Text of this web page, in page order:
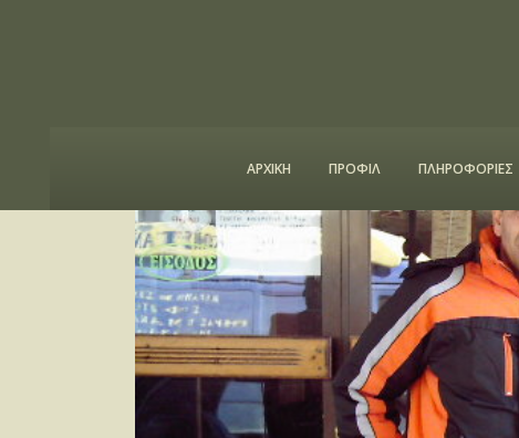
ΑΡΧΙΚΗ ΠΡΟΦΙΛ ΠΛΗΡΟΦΟΡΙΕΣ